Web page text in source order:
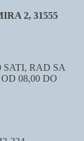
2, 31555
SATI, RAD SA
08,00 DO